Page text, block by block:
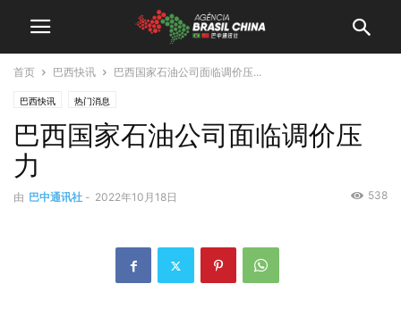
首页 巴西快讯 巴西国家石油公司面临调价压...
巴西快讯 热门消息
巴西国家石油公司面临调价压
力
由 巴中通讯社 - 2022年10月18日 538